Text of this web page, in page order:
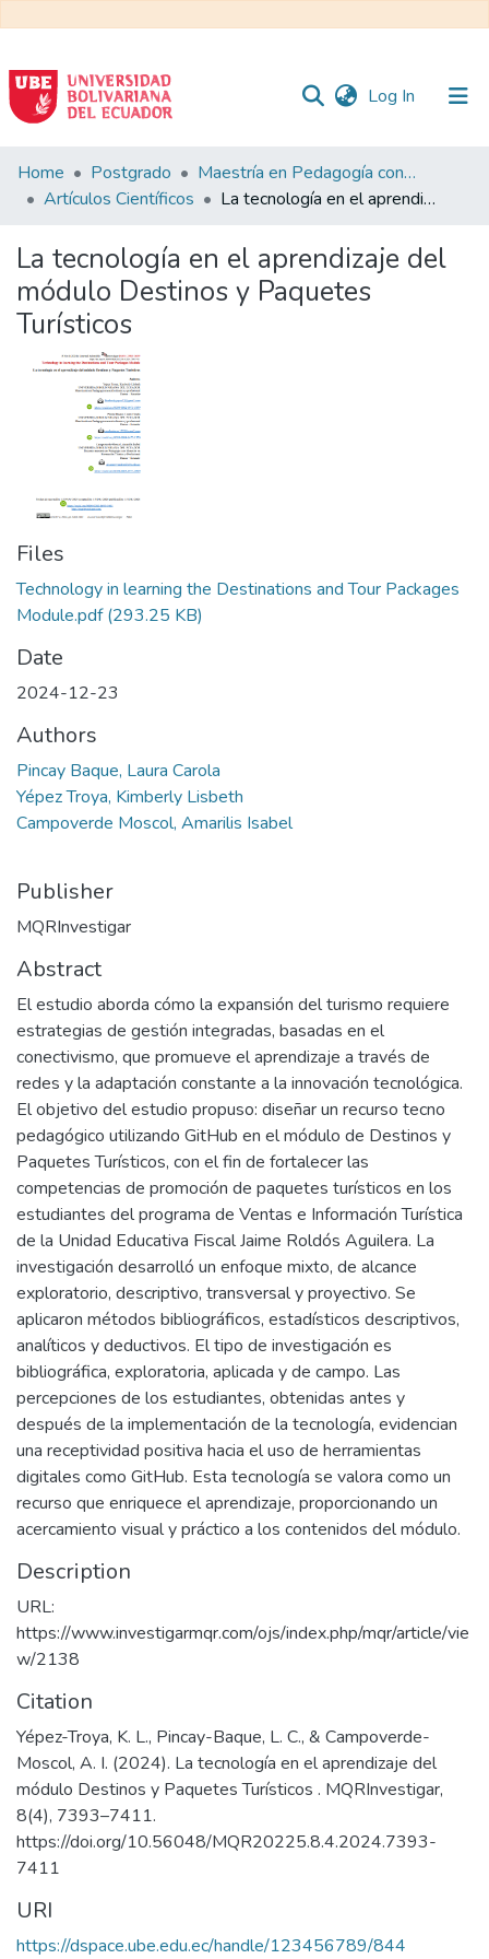
Log In (current)
Communities
&
All of DSpace
Statistics
Home Postgrado
Maestría en Pedagogía con Mención en Formación Técnica y Profesional
Artículos Científicos
La tecnología en el aprendizaje del módulo Destinos y Paquetes Turísticos
La tecnología en el aprendizaje del
módulo Destinos y Paquetes
Turísticos
Files
Technology in learning the Destinations and Tour Packages
Module.pdf(293.25 KB)
Date
2024-12-23
Authors
Pincay Baque, Laura Carola
Yépez Troya, Kimberly Lisbeth
Campoverde Moscol, Amarilis Isabel
Publisher
MQRInvestigar
Abstract
El estudio aborda cómo la expansión del turismo requiere
estrategias de gestión integradas, basadas en el
conectivismo, que promueve el aprendizaje a través de
redes y la adaptación constante a la innovación tecnológica.
El objetivo del estudio propuso: diseñar un recurso tecno
pedagógico utilizando GitHub en el módulo de Destinos y
Paquetes Turísticos, con el fin de fortalecer las
competencias de promoción de paquetes turísticos en los
estudiantes del programa de Ventas e Información Turística
de la Unidad Educativa Fiscal Jaime Roldós Aguilera. La
investigación desarrolló un enfoque mixto, de alcance
exploratorio, descriptivo, transversal y proyectivo. Se
aplicaron métodos bibliográficos, estadísticos descriptivos,
analíticos y deductivos. El tipo de investigación es
bibliográfica, exploratoria, aplicada y de campo. Las
percepciones de los estudiantes, obtenidas antes y
después de la implementación de la tecnología, evidencian
una receptividad positiva hacia el uso de herramientas
digitales como GitHub. Esta tecnología se valora como un
recurso que enriquece el aprendizaje, proporcionando un
acercamiento visual y práctico a los contenidos del módulo.
Description
URL:
https://www.investigarmqr.com/ojs/index.php/mqr/article/vie
w/2138
Citation
Yépez-Troya, K. L., Pincay-Baque, L. C., & Campoverde-
Moscol, A. I. (2024). La tecnología en el aprendizaje del
módulo Destinos y Paquetes Turísticos . MQRInvestigar,
8(4), 7393–7411.
https://doi.org/10.56048/MQR20225.8.4.2024.7393-
7411
URI
https://dspace.ube.edu.ec/handle/123456789/844